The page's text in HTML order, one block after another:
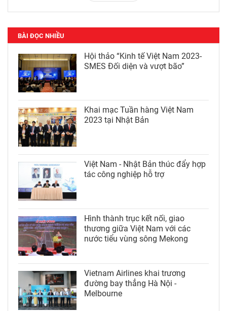
BÀI ĐỌC NHIỀU
Hội thảo “Kinh tế Việt Nam 2023-
SMES Đối diện và vượt bão”
Khai mạc Tuần hàng Việt Nam
2023 tại Nhật Bản
Việt Nam - Nhật Bản thúc đẩy hợp
tác công nghiệp hỗ trợ
Hình thành trục kết nối, giao
thương giữa Việt Nam với các
nước tiểu vùng sông Mekong
Vietnam Airlines khai trương
đường bay thẳng Hà Nội -
Melbourne